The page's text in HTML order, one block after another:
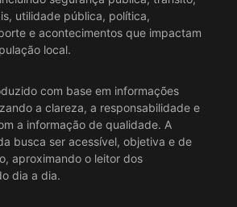
utilidade pública, política,
e acontecimentos que impactam
local.
com base em informações
a clareza, a responsabilidade e
a informação de qualidade. A
busca ser acessível, objetiva e de
aproximando o leitor dos
dia a dia.